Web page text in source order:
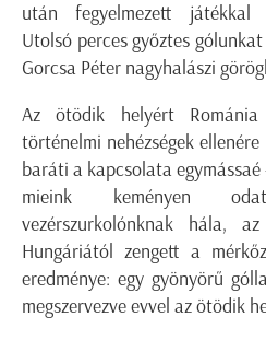
után fegyelmezett játékkal
Utolsó perces győztes
Gorcsa Péter nagyhalászi
Az ötödik helyért
történelmi nehézségek
baráti a kapcsolata egymássaé
mieink keményen
vezérszurkolónknak hála,
Hungáriától zengett a
eredménye: egy gyönyörű
megszervezve evvel az ötödik